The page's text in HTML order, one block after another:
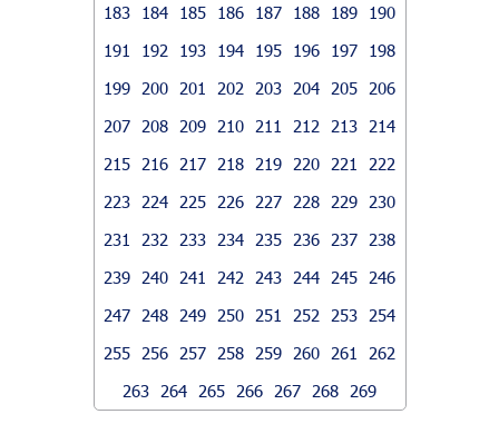
183
184 185 186 187 188 189
190
191
192 193 194 195 196 197
198
199
200 201 202 203 204 205
206
207
208 209 210 211 212 213
214
215
216 217 218 219 220 221
222
223
224 225 226 227 228 229
230
231
232 233 234 235 236 237
238
239
240 241 242 243 244 245
246
247
248 249 250 251 252 253
254
255
256 257 258 259 260 261
262
263
264 265 266 267 268 269